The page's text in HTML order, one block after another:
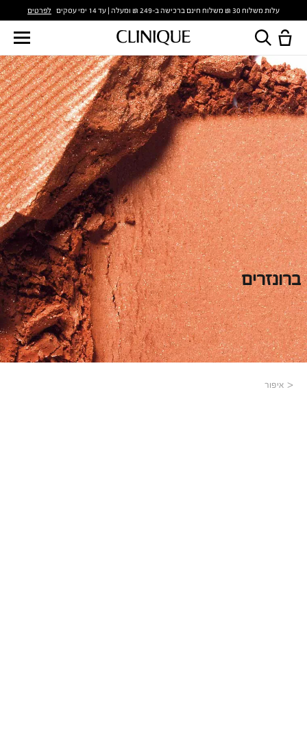
עלות משלוח 30 ₪ משלוח חינם ברכישה ב-249 ₪ ומעלה | עד 14 ימי עסקים לפרטים
ברונזרים
איפור